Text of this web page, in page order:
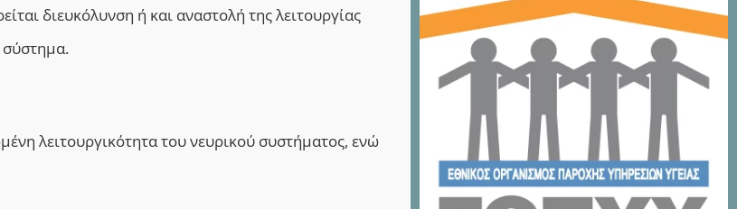
διευκόλυνση ή και αναστολή της λειτουργίας
σύστημα.
λειτουργικότητα του νευρικού συστήματος, ενώ